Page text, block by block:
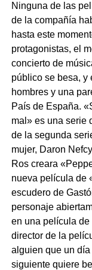
Ninguna de las
de la compañía
hasta este
protagonistas, el
concierto de
público se besa, y
hombres y una
País de España.
mal» es una serie
de la segunda
mujer, Daron
Ros creara
nueva película de
escudero de
personaje
en una película de
director de la
alguien que un día
siguiente quiere